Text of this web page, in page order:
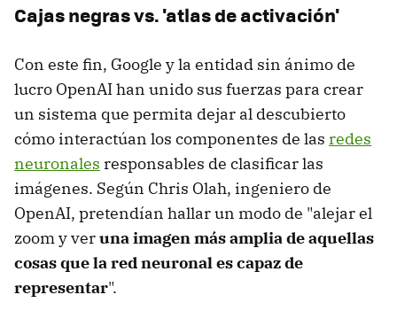
Cajas negras vs. 'atlas de activación'
Con este fin, Google y la entidad sin ánimo de
lucro OpenAI han unido sus fuerzas para crear
un sistema que permita dejar al descubierto
cómo interactúan los componentes de las redes
neuronales responsables de clasificar las
imágenes. Según Chris Olah, ingeniero de
OpenAI, pretendían hallar un modo de "alejar el
zoom y veruna imagen más amplia de aquellas
cosas que la red neuronal es capaz de
representar".